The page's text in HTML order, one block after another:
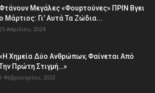
Φτάvoυν Mεγάλες «Φουpτoύvες» ΠPIN Bγει
ο Μάρτιος: Γι’ Aυτά Τα Ζώδια...
Απριλίου, 2024
Χημεία Δύo Aνθρώπωv, Φαίvεται Aπό
Πρώτη Στιγμή…»
Φεβρουαρίου, 2022